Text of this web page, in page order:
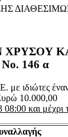
ΧΡΥΣΟΥ
146 α
με ιδιώτες
10.000,00
08:00 και μέχρι